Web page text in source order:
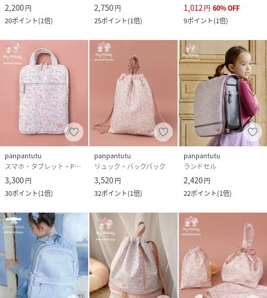
2,200円
20ポイント(1倍)
2,750円
25ポイント(1倍)
1,012円 60%OFF
9ポイント(1倍)
panpantutu
スマホ・タブレット・PCケース/カバー
3,300円
30ポイント(1倍)
panpantutu
リュック・バックパック
3,520円
32ポイント(1倍)
panpantutu
ランドセル
2,420円
22ポイント(1倍)